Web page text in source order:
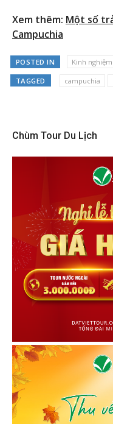
Xem thêm: Một số
Campuchia
POSTED IN Kinh
TAGGED campuchia
Chùm Tour Du Lịch